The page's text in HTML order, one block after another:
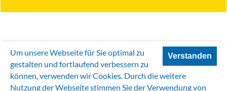
Verstanden
Um unsere Webseite für Sie optimal zu
gestalten und fortlaufend verbessern zu
können, verwenden wir Cookies. Durch die weitere
Nutzung der Webseite stimmen Sie der Verwendung von